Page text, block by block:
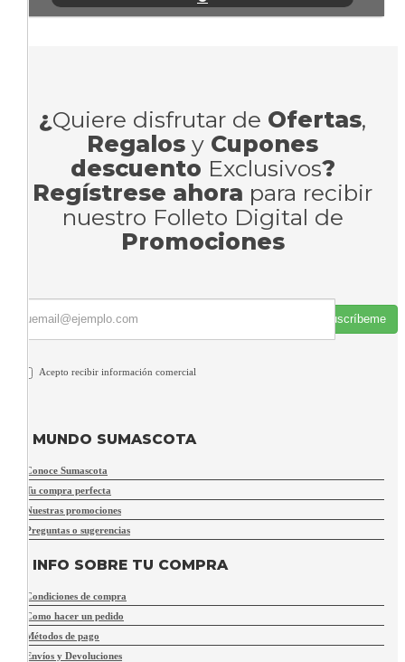
¿Quiere disfrutar de Ofertas,
Regalos y Cupones
descuento Exclusivos?
Regístrese ahora para recibir
nuestro Folleto Digital de
Promociones
Suscríbeme
Acepto recibir información comercial
MUNDO SUMASCOTA
Conoce Sumascota
Tu compra perfecta
Nuestras promociones
Preguntas o sugerencias
INFO SOBRE TU COMPRA
Condiciones de compra
Como hacer un pedido
Métodos de pago
Envíos y Devoluciones